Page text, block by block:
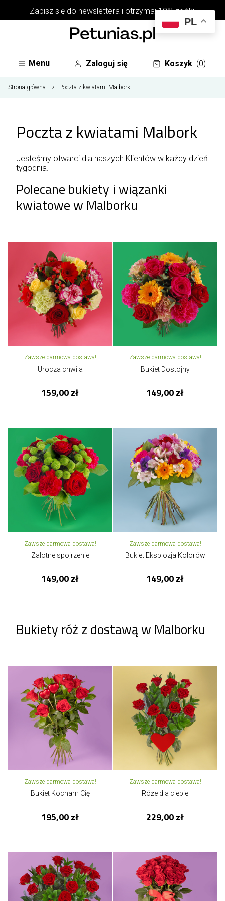
Zapisz się do newsletterai otrzymaj 10% zniżki!
Menu Zaloguj się Koszyk (0)
Strona główna Poczta z kwiatami Malbork
Poczta z kwiatami Malbork
Jesteśmy otwarci dla naszych Klientów w każdy dzień
tygodnia.
Polecane bukiety i wiązanki
kwiatowe w Malborku
Zawsze darmowa dostawa!
Urocza chwila
159,00 zł
Zawsze darmowa dostawa!
Bukiet Dostojny
149,00 zł
Zawsze darmowa dostawa!
Zalotne spojrzenie
149,00 zł
Zawsze darmowa dostawa!
Bukiet Eksplozja Kolorów
149,00 zł
Bukiety róż z dostawą w Malborku
Zawsze darmowa dostawa!
Bukiet Kocham Cię
195,00 zł
Zawsze darmowa dostawa!
Róże dla ciebie
229,00 zł
PL